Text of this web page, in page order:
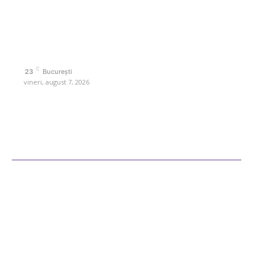
23 C București
vineri, august 7, 2026